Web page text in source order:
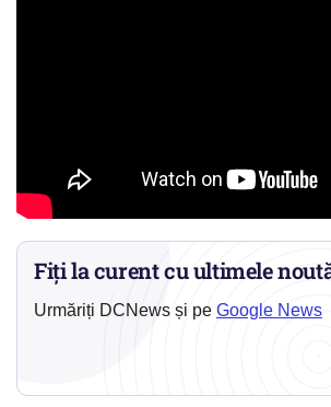
Fiți la curent cu ultimele
Urmăriți DCNews și pe Google News